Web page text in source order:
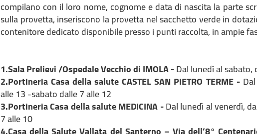
compilano con il loro nome, cognome e data di nascita la parte
sulla provetta, inseriscono la provetta nel sacchetto verde in
contenitore dedicato disponibile presso i punti raccolta, in ampie
1.Sala Prelievi /Ospedale Vecchio di IMOLA -Dal lunedì al
2.Portineria Casa della salute CASTEL SAN PIETRO TERME -
alle 13 -sabato dalle 7 alle 12
3.Portineria Casa della salute MEDICINA -Dal lunedì al venerdì,
7 alle 10